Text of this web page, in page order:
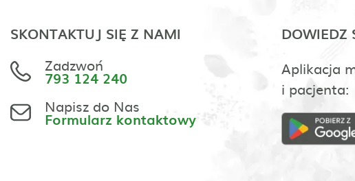
SKONTAKTUJ SIĘ Z NAMI
Zadzwoń
793 124 240
Napisz do Nas
Formularz kontaktowy
DOWIEDZ
Aplikacja
i pacjenta: